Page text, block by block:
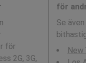
för
2G, 3G,
för
Se
New